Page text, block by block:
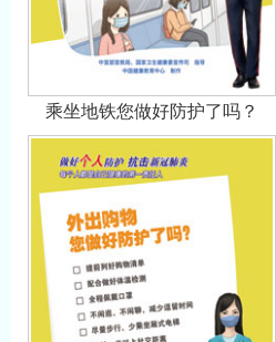
乘坐地铁您做好防护了吗？